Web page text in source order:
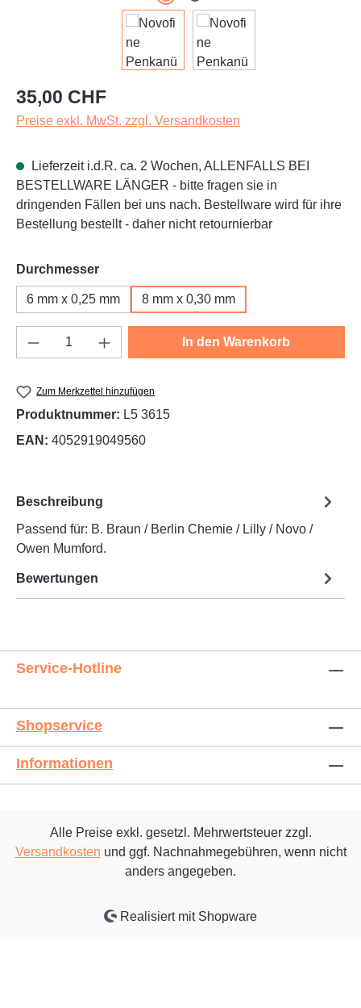
Regulärer Preis:
35,00 CHF
Preise exkl. MwSt. zzgl. Versandkosten
Lieferzeit i.d.R. ca. 2 Wochen, ALLENFALLS BEI
BESTELLWARE LÄNGER - bitte fragen sie in
dringenden Fällen bei uns nach. Bestellware wird für ihre
Bestellung bestellt - daher nicht retournierbar
Durchmesserauswählen
6 mm x 0,25 mm 8 mm x 0,30 mm
Produkt Anzahl: Gib den gewünschten
In den Warenkorb
Zum Merkzettel hinzufügen
Produktnummer: L5 3615
EAN: 4052919049560
Beschreibung
Passend für: B. Braun / Berlin Chemie / Lilly / Novo /
Owen Mumford.
Bewertungen
Service-Hotline
Shopservice
Informationen
Alle Preise exkl. gesetzl. Mehrwertsteuer zzgl.
Versandkosten und ggf. Nachnahmegebühren, wenn nicht
anders angegeben.
Realisiert mit Shopware